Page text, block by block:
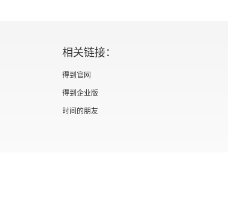
相关链接：
得到官网
得到企业版
时间的朋友